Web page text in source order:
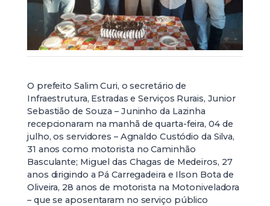
O prefeito Salim Curi, o secretário de
Infraestrutura, Estradas e Serviços Rurais, Junior
Sebastião de Souza – Juninho da Lazinha
recepcionaram na manhã de quarta-feira, 04 de
julho, os servidores – Agnaldo Custódio da Silva,
31 anos como motorista no Caminhão
Basculante; Miguel das Chagas de Medeiros, 27
anos dirigindo a Pá Carregadeira e Ilson Bota de
Oliveira, 28 anos de motorista na Motoniveladora
– que se aposentaram no serviço público